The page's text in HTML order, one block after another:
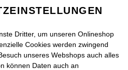
Dritter, um unseren Onlineshop
Cookies werden zwingend
unseres Webshops auch alles
können Daten auch an